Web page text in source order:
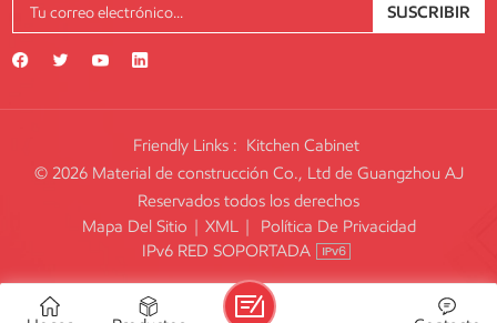
SUSCRIBIR
Friendly Links : Kitchen Cabinet
© 2026 Material de construcción Co., Ltd de Guangzhou AJ
Reservados todos los derechos
Mapa Del Sitio | XML |
Política De Privacidad
IPv6 RED SOPORTADA